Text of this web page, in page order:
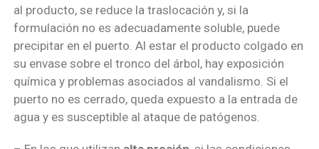
al producto, se reduce la traslocación y, si la
formulación no es adecuadamente soluble, puede
precipitar en el puerto. Al estar el producto colgado en
su envase sobre el tronco del árbol, hay exposición
química y problemas asociados al vandalismo. Si el
puerto no es cerrado, queda expuesto a la entrada de
agua y es susceptible al ataque de patógenos.